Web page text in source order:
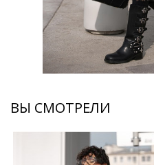
ВЫ СМОТРЕЛИ